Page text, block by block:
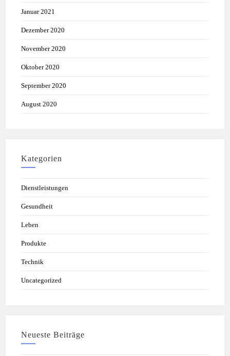
Januar 2021
Dezember 2020
November 2020
Oktober 2020
September 2020
August 2020
Kategorien
Dienstleistungen
Gesundheit
Leben
Produkte
Technik
Uncategorized
Neueste Beiträge